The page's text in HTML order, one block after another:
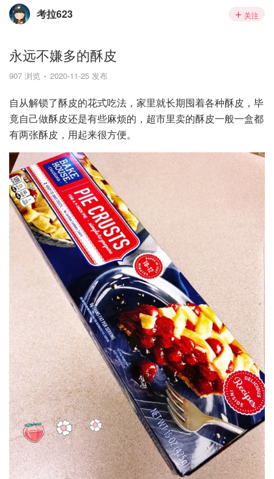
考拉623 关注
永远不嫌多的酥皮
907 浏览 2020-11-25 发布
自从解锁了酥皮的花式吃法，家里就长期囤着各种酥皮，毕
竟自己做酥皮还是有些麻烦的，超市里卖的酥皮一般一盒都
有两张酥皮，用起来很方便。